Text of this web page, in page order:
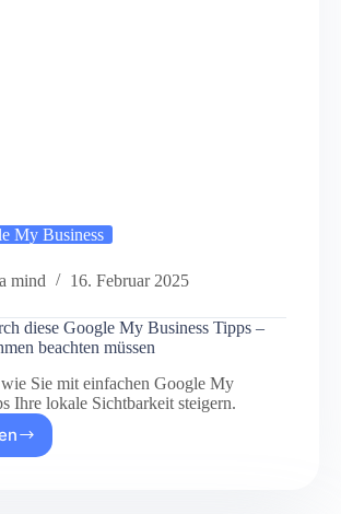
My Business
mind 16. Februar 2025
diese Google My Business Tipps –
beachten müssen
Sie mit einfachen Google My
Ihre lokale Sichtbarkeit steigern.